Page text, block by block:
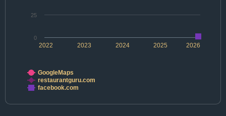
2022 2024 2026
2023 2025
0
25
GoogleMaps
restaurantguru.com
facebook.com